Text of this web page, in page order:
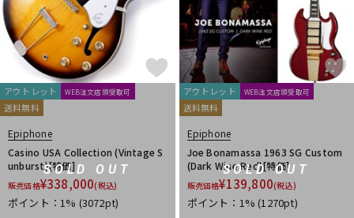
SOLD OUT
アウトレット WEB注文店頭受取可
送料無料
Epiphone
Casino USA Collection (Vintage S
unburst)[特価]
販売価格¥338,000(税込)
ポイント：1% (3072pt)
SOLD OUT
アウトレット WEB注文店頭受取可
送料無料
Epiphone
Joe Bonamassa 1963 SG Custom
(Dark Wine Red)[特価]
販売価格¥139,800(税込)
ポイント：1%(1270pt)